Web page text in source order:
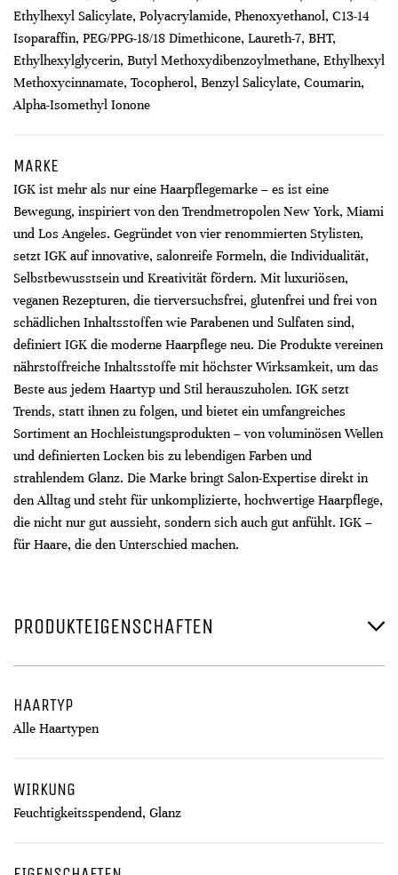
Ethylhexyl Salicylate, Polyacrylamide, Phenoxyethanol, C13-14
Isoparaffin, PEG/PPG-18/18 Dimethicone, Laureth-7, BHT,
Ethylhexylglycerin, Butyl Methoxydibenzoylmethane, Ethylhexyl
Methoxycinnamate, Tocopherol, Benzyl Salicylate, Coumarin,
Alpha-Isomethyl Ionone
MARKE
IGK ist mehr als nur eine Haarpflegemarke – es ist eine
Bewegung, inspiriert von den Trendmetropolen New York, Miami
und Los Angeles. Gegründet von vier renommierten Stylisten,
setzt IGK auf innovative, salonreife Formeln, die Individualität,
Selbstbewusstsein und Kreativität fördern. Mit luxuriösen,
veganen Rezepturen, die tierversuchsfrei, glutenfrei und frei von
schädlichen Inhaltsstoffen wie Parabenen und Sulfaten sind,
definiert IGK die moderne Haarpflege neu. Die Produkte vereinen
nährstoffreiche Inhaltsstoffe mit höchster Wirksamkeit, um das
Beste aus jedem Haartyp und Stil herauszuholen. IGK setzt
Trends, statt ihnen zu folgen, und bietet ein umfangreiches
Sortiment an Hochleistungsprodukten – von voluminösen Wellen
und definierten Locken bis zu lebendigen Farben und
strahlendem Glanz. Die Marke bringt Salon-Expertise direkt in
den Alltag und steht für unkomplizierte, hochwertige Haarpflege,
die nicht nur gut aussieht, sondern sich auch gut anfühlt. IGK –
für Haare, die den Unterschied machen.
PRODUKTEIGENSCHAFTEN
HAARTYP
Alle Haartypen
WIRKUNG
Feuchtigkeitsspendend, Glanz